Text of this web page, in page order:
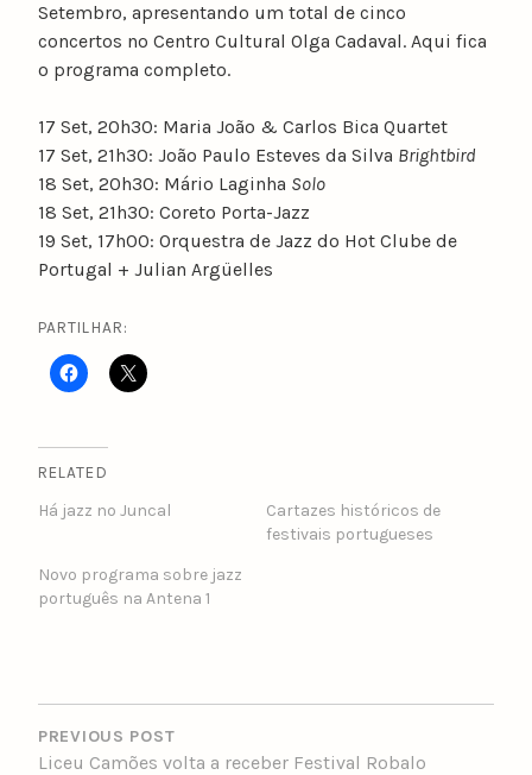
Setembro, apresentando um total de cinco
concertos no Centro Cultural Olga Cadaval. Aqui fica
o programa completo.
17 Set, 20h30: Maria João & Carlos Bica Quartet
17 Set, 21h30: João Paulo Esteves da Silva Brightbird
18 Set, 20h30: Mário Laginha Solo
18 Set, 21h30: Coreto Porta-Jazz
19 Set, 17h00: Orquestra de Jazz do Hot Clube de
Portugal + Julian Argüelles
PARTILHAR:
RELATED
Há jazz no Juncal
Cartazes históricos de
festivais portugueses
Novo programa sobre jazz
português na Antena 1
POST
NAVIGATION
PREVIOUS POST
Liceu Camões volta a receber Festival Robalo